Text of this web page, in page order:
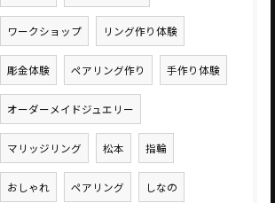
ワークショップ リング作り体験
彫金体験 ペアリング作り 手作り体験
オーダーメイドジュエリー
マリッジリング 松本 指輪
おしゃれ ペアリング しなの